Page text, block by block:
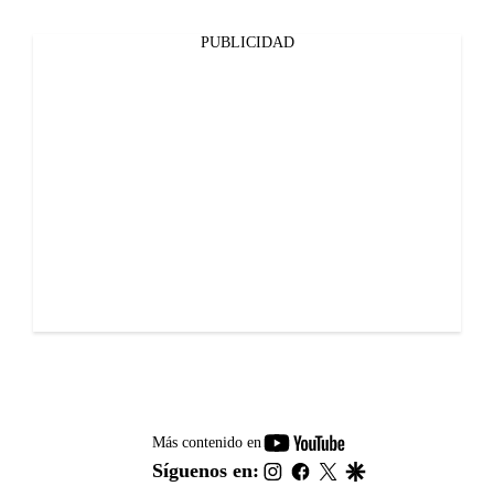
PUBLICIDAD
Más contenido en
youtube-
footer
Síguenos en: instagram
facebook
twitter